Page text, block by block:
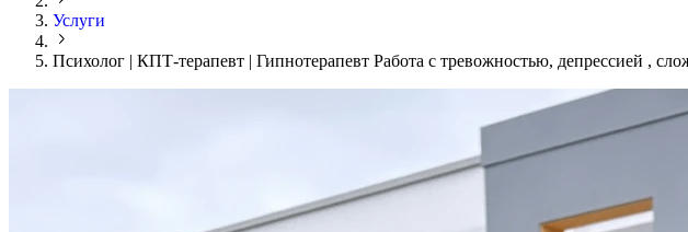
Услуги
Психолог | КПТ-терапевт | Гипнотерапевт Работа с тревожностью, депрессией ,